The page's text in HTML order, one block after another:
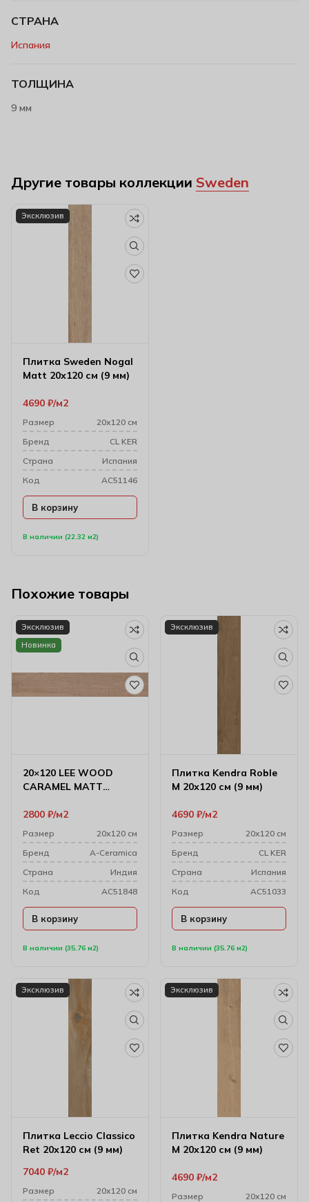
СТРАНА
Испания
ТОЛЩИНА
9 мм
Другие товары коллекции Sweden
Эксклюзив
Плитка Sweden Nogal
Matt 20х120 см (9 мм)
В наличии (22.32 м2)
4690 ₽ м2
Размер
20х120 см
Бренд
CL KER
Cтрана
Испания
Код
AC51146
В корзину
Похожие товары
Эксклюзив
Новинка
20×120 LEE WOOD
CARAMEL MATT
Керамогранит
В наличии (35.76 м2)
2800 ₽ м2
Размер
20х120 см
Бренд
A-Ceramica
Cтрана
Индия
Код
AC51848
В корзину
Эксклюзив
Плитка Kendra Roble
M 20х120 см (9 мм)
В наличии (35.76 м2)
4690 ₽ м2
Размер
20х120 см
Бренд
CL KER
Cтрана
Испания
Код
AC51033
В корзину
Эксклюзив
Плитка Leccio Classico
Ret 20х120 см (9 мм)
7040 ₽ м2
Размер
20х120 см
Эксклюзив
Плитка Kendra Nature
M 20х120 см (9 мм)
4690 ₽ м2
Размер
20х120 см